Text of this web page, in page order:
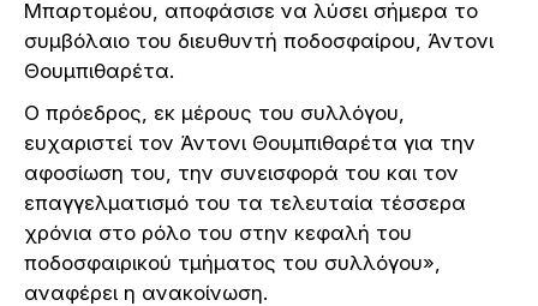
Μπαρτομέου, αποφάσισε να λύσει σήμερα το
συμβόλαιο του διευθυντή ποδοσφαίρου, Άντονι
Θουμπιθαρέτα.
Ο πρόεδρος, εκ μέρους του συλλόγου,
ευχαριστεί τον Άντονι Θουμπιθαρέτα για την
αφοσίωση του, την συνεισφορά του και τον
επαγγελματισμό του τα τελευταία τέσσερα
χρόνια στο ρόλο του στην κεφαλή του
ποδοσφαιρικού τμήματος του συλλόγου»,
αναφέρει η ανακοίνωση.